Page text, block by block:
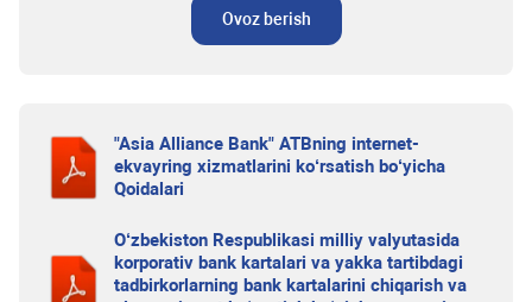
Ovoz berish
"Asia Alliance Bank" ATBning internet-
ekvayring xizmatlarini ko‘rsatish bo‘yicha
Qoidalari
O‘zbekiston Respublikasi milliy valyutasida
korporativ bank kartalari va yakka tartibdagi
tadbirkorlarning bank kartalarini chiqarish va